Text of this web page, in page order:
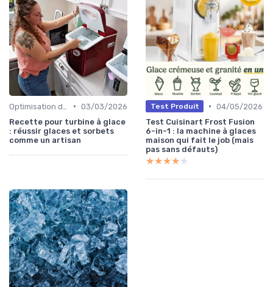
• 03/03/2026
Recette pour turbine à glace
: réussir glaces et sorbets
comme un artisan
Test Produit • 04/05/2026
Test Cuisinart Frost Fusion
6-in-1 : la machine à glaces
maison qui fait le job (mais
pas sans défauts)
★★★★★
★★★★★